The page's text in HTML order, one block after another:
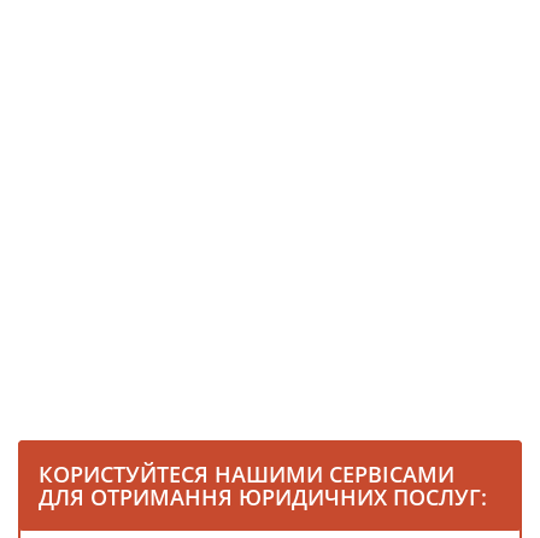
КОРИСТУЙТЕСЯ НАШИМИ СЕРВІСАМИ
ДЛЯ ОТРИМАННЯ ЮРИДИЧНИХ ПОСЛУГ: